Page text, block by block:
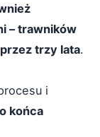
– trawników
trzy lata.
i
końca